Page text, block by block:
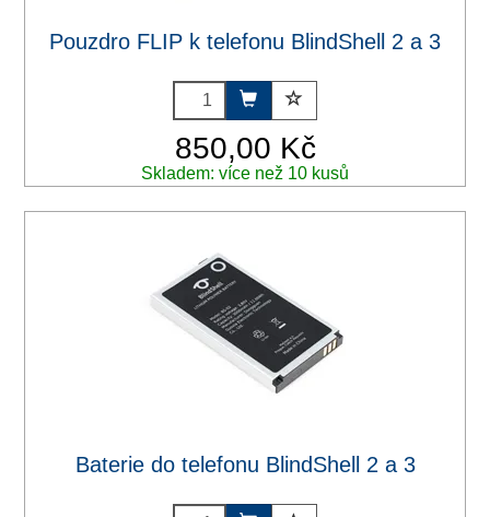
Pouzdro FLIP k telefonu BlindShell 2 a 3
850,00 Kč
Skladem: více než 10 kusů
Baterie do telefonu BlindShell 2 a 3